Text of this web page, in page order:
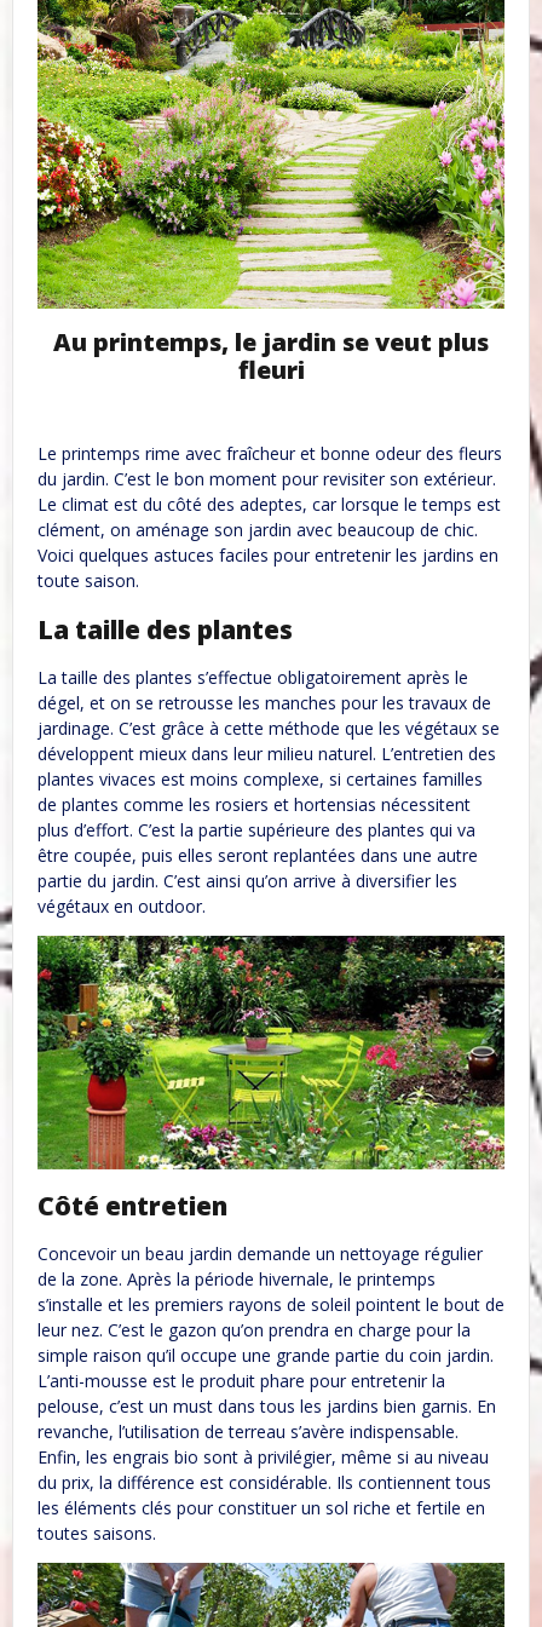
Au printemps, le jardin se veut plus
fleuri
Le printemps rime avec fraîcheur et bonne odeur des fleurs
du jardin. C’est le bon moment pour revisiter son extérieur.
Le climat est du côté des adeptes, car lorsque le temps est
clément, on aménage son jardin avec beaucoup de chic.
Voici quelques astuces faciles pour entretenir les jardins en
toute saison.
La taille des plantes
La taille des plantes s’effectue obligatoirement après le
dégel, et on se retrousse les manches pour les travaux de
jardinage. C’est grâce à cette méthode que les végétaux se
développent mieux dans leur milieu naturel. L’entretien des
plantes vivaces est moins complexe, si certaines familles
de plantes comme les rosiers et hortensias nécessitent
plus d’effort. C’est la partie supérieure des plantes qui va
être coupée, puis elles seront replantées dans une autre
partie du jardin. C’est ainsi qu’on arrive à diversifier les
végétaux en outdoor.
Côté entretien
Concevoir un beau jardin demande un nettoyage régulier
de la zone. Après la période hivernale, le printemps
s’installe et les premiers rayons de soleil pointent le bout de
leur nez. C’est le gazon qu’on prendra en charge pour la
simple raison qu’il occupe une grande partie du coin jardin.
L’anti-mousse est le produit phare pour entretenir la
pelouse, c’est un must dans tous les jardins bien garnis. En
revanche, l’utilisation de terreau s’avère indispensable.
Enfin, les engrais bio sont à privilégier, même si au niveau
du prix, la différence est considérable. Ils contiennent tous
les éléments clés pour constituer un sol riche et fertile en
toutes saisons.